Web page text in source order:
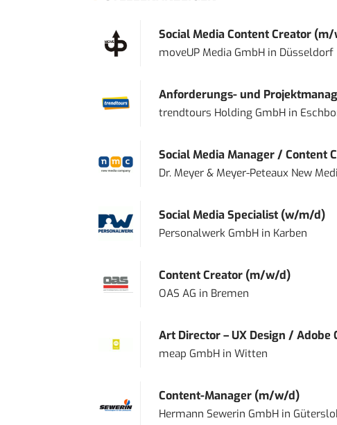
Social Media Content Creator
moveUP Media GmbHin Düsseldorf
Anforderungs- und
trendtours Holding GmbHin
Social Media Manager / Content
Dr. Meyer & Meyer-Peteaux New
Social Media Specialist (w/m/d)
Personalwerk GmbHin Karben
Content Creator (m/w/d)
OAS AG in Bremen
Art Director – UX Design / Adobe
meap GmbHin Witten
Content-Manager (m/w/d)
Hermann Sewerin GmbHin